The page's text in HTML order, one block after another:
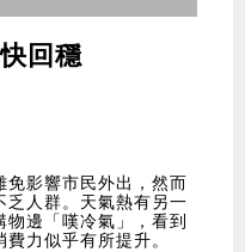
回穩
免影響市民外出，然而
乏人群。天氣熱有另一
邊「嘆冷氣」，看到
力似乎有所提升。